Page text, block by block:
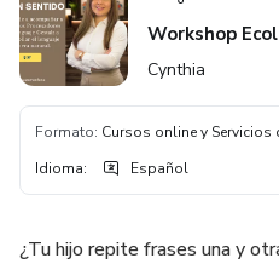
Workshop
Cynthia
Formato: Cursos online y Servicios
Idioma: Español
¿Tu hijo repite frases una y